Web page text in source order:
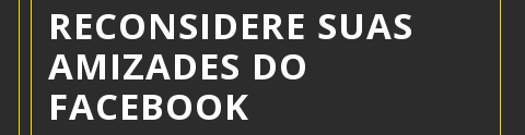
RECONSIDERE SUAS
AMIZADES DO
FACEBOOK